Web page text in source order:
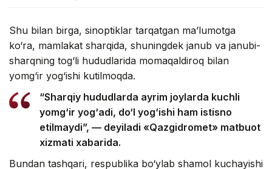
Shu bilan birga, sinoptiklar tarqatgan ma’lumotga
ko‘ra, mamlakat sharqida, shuningdek janub va janubi-
sharqning tog‘li hududlarida momaqaldiroq bilan
yomg‘ir yog‘ishi kutilmoqda.
“Sharqiy hududlarda ayrim joylarda kuchli
yomg‘ir yog‘adi, do‘l yog‘ishi ham istisno
etilmaydi”, — deyiladi «Qazgidromet» matbuot
xizmati xabarida.
Bundan tashqari, respublika bo‘ylab shamol kuchayishi